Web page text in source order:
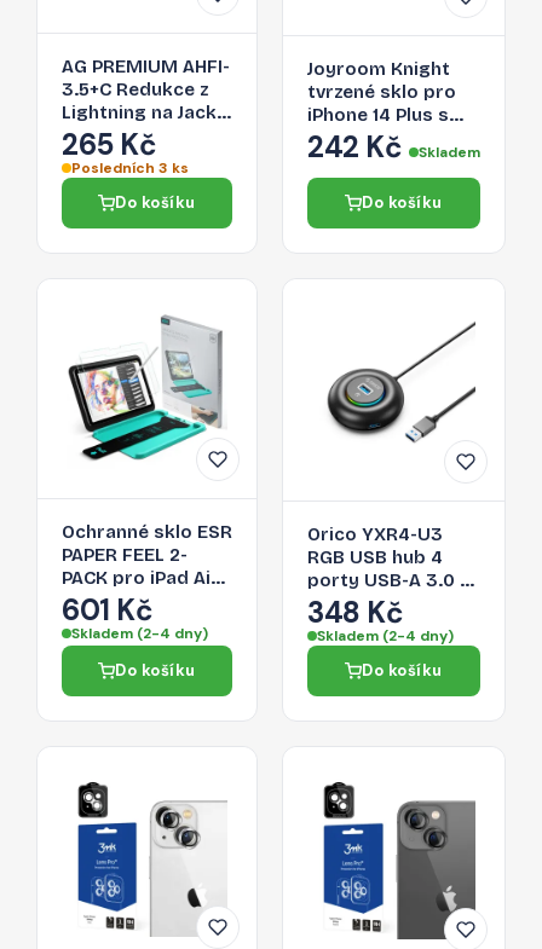
AG PREMIUM AHFI-
3.5+C Redukce z
Lightning na Jack
3,5/Lightning,
černá
265 Kč
Posledních 3 ks
Do košíku
Joyroom Knight
tvrzené sklo pro
iPhone 14 Plus s
aplikátorem,
průhledné (JR-H11)
242 Kč Skladem
Do košíku
Ochranné sklo ESR
PAPER FEEL 2-
PACK pro iPad Air
13" (1 / 2 / 3 2024-
2026) - clear
601 Kč
Skladem (2-4 dny)
Do košíku
Orico YXR4-U3
RGB USB hub 4
porty USB-A 3.0 s
audio/mikrofonním
portem 0,3 m –
černý
348 Kč
Skladem (2-4 dny)
Do košíku